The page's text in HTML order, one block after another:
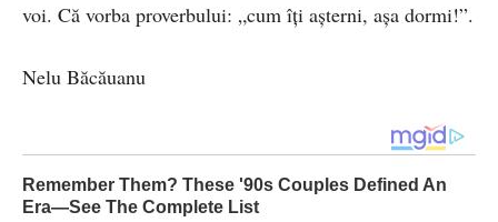
voi. Că vorba proverbului: „cum îți așterni, așa dormi!”.
Nelu Băcăuanu